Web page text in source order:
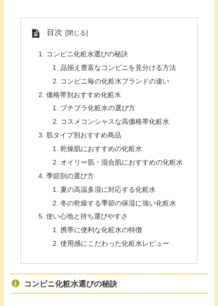
目次
コンビニ化粧水選びの秘訣
品揃え豊富なコンビニを見分ける方法
コンビニ毎の化粧水ブランドの違い
価格帯別おすすめ化粧水
プチプラ化粧水の選び方
コスメコンシャスな高価格帯化粧水
肌タイプ別おすすめ商品
乾燥肌におすすめの化粧水
オイリー肌・混合肌におすすめの化粧水
季節別の選び方
夏の高温多湿に対応する化粧水
冬の乾燥する季節の保湿に強い化粧水
使い心地と持ち運びやすさ
携帯に便利な化粧水の特徴
使用感にこだわった化粧水レビュー
コンビニ化粧水選びの秘訣